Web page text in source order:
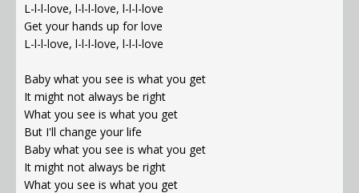
L-l-l-love, l-l-l-love, l-l-l-love
Get your hands up for love
L-l-l-love, l-l-l-love, l-l-l-love
Baby what you see is what you get
It might not always be right
What you see is what you get
But I'll change your life
Baby what you see is what you get
It might not always be right
What you see is what you get